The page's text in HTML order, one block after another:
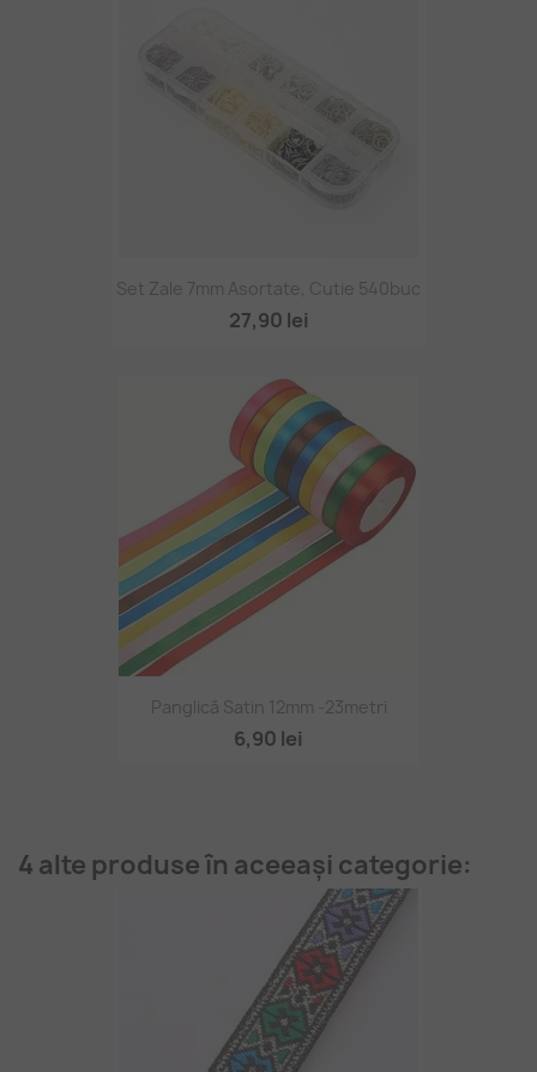
Set Zale 7mm Asortate, Cutie 540buc
27,90 lei
Panglică Satin 12mm -23metri
6,90 lei
4 alte produse în aceeași categorie: